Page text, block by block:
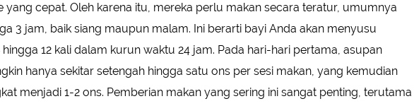
yang cepat. Oleh karena itu, mereka perlu makan secara teratur, umumnya
3 jam, baik siang maupun malam. Ini berarti bayi Anda akan menyusu
12 kali dalam kurun waktu 24 jam. Pada hari-hari pertama, asupan
hanya sekitar setengah hingga satu ons per sesi makan, yang kemudian
menjadi 1-2 ons. Pemberian makan yang sering ini sangat penting, terutama